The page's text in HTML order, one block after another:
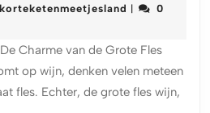
van
Grote
Fles
Wijn:
korteketenmeetjesland |
0
Charme van de Grote Fles
op wijn, denken velen meteen
fles. Echter, de grote fles wijn,